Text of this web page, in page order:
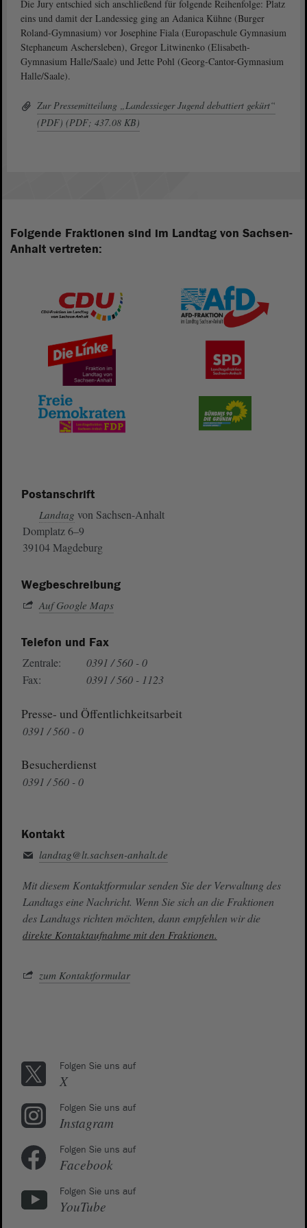
Die Jury entschied sich anschließend für folgende Reihenfolge: Platz
eins und damit der Landessieg ging an Adanica Kühne (Burger
Roland-Gymnasium) vor Josephine Fiala (Europaschule Gymnasium
Stephaneum Aschersleben), Gregor Litwinenko (Elisabeth-
Gymnasium Halle/Saale) und Jette Pohl (Georg-Cantor-Gymnasium
Halle/Saale).
Zur Pressemitteilung „Landessieger Jugend debattiert gekürt“
(PDF) (PDF; 437.08 KB)
Folgende Fraktionen sind im Landtag von Sachsen-
Anhalt vertreten:
Postanschrift
Landtag von Sachsen-Anhalt
Domplatz 6–9
39104 Magdeburg
Wegbeschreibung
Auf Google Maps
Telefon und Fax
Zentrale:
0391 / 560 - 0
Fax:
0391 / 560 - 1123
Presse- und Öffentlichkeitsarbeit
0391 / 560 - 0
Besucherdienst
0391 / 560 - 0
Kontakt
landtag@lt.sachsen-anhalt.de
Mit diesem Kontaktformular senden Sie der Verwaltung des
Landtags eine Nachricht. Wenn Sie sich an die Fraktionen
des Landtags richten möchten, dann empfehlen wir die
direkte Kontaktaufnahme mit den Fraktionen.
zum Kontaktformular
Folgen Sie uns auf
X
Folgen Sie uns auf
Instagram
Folgen Sie uns auf
Facebook
Folgen Sie uns auf
YouTube